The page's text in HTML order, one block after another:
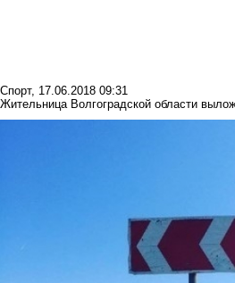
Спорт, 17.06.2018 09:31
Жительница Волгоградской области